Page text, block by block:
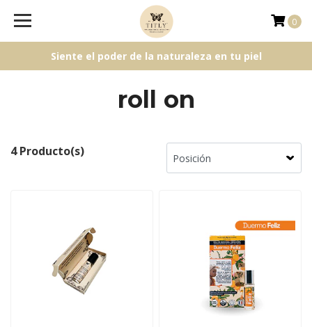
Siente el poder de la naturaleza en tu piel
0
roll on
4 Producto(s)